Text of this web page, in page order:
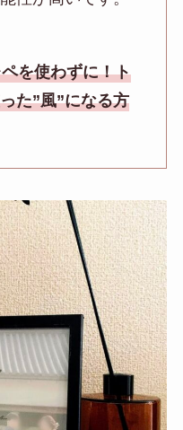
を使わずに！ト
た”風”になる方